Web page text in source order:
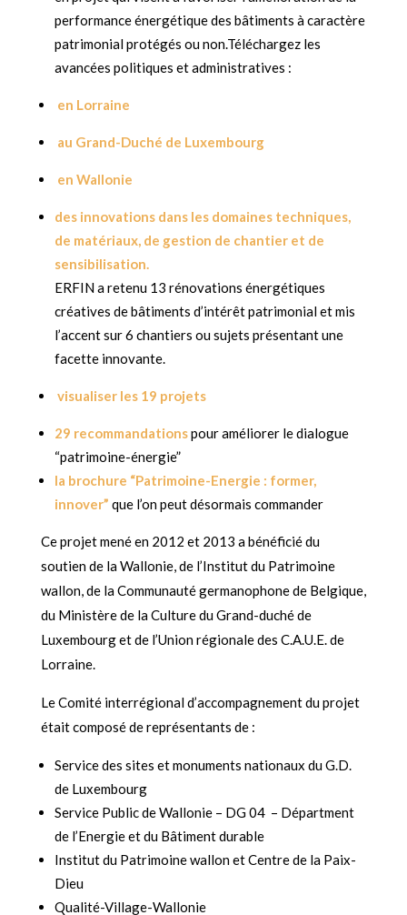
performance énergétique des bâtiments à caractère
patrimonial protégés ou non.Téléchargez les
avancées politiques et administratives :
en Lorraine
au Grand-Duché de Luxembourg
en Wallonie
des innovations dans les domaines techniques,
de matériaux, de gestion de chantier et de
sensibilisation.
ERFIN a retenu 13 rénovations énergétiques
créatives de bâtiments d’intérêt patrimonial et mis
l’accent sur 6 chantiers ou sujets présentant une
facette innovante.
visualiser les 19 projets
29 recommandationspour améliorer le dialogue
“patrimoine-énergie”
la brochure “Patrimoine-Energie : former,
innover” que l’on peut désormais commander
Ce projet mené en 2012 et 2013 a bénéficié du
soutien de la Wallonie, de l’Institut du Patrimoine
wallon, de la Communauté germanophone de Belgique,
du Ministère de la Culture du Grand-duché de
Luxembourg et de l’Union régionale des C.A.U.E. de
Lorraine.
LeComité interrégional d’accompagnement du projet
était composé de représentants de :
Service des sites et monuments nationaux du G.D.
de Luxembourg
Service Public de Wallonie – DG 04 – Départment
de l’Energie et du Bâtiment durable
Institut du Patrimoine wallon et Centre de la Paix-
Dieu
Qualité-Village-Wallonie